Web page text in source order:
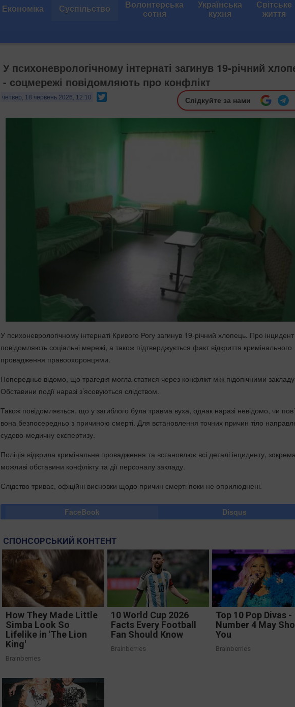
Економіка Суспільство Волонтерська
сотня
Українська
кухня
Світське
життя
У психоневрологічному інтернаті загинув 19-річний
- соцмережі повідомляють про конфлікт
четвер, 18 червень 2026, 12:10 Слідкуйте за нами
У психоневрологічному інтернаті Кривого Рогу загинув 19-річний хлопець. Про інцидент
повідомляють соціальні мережі, а також підтверджується факт відкриття кримінального
провадження правоохоронцями.
Попередньо відомо, що трагедія могла статися через конфлікт між підопічними
Обставини події наразі з’ясовуються слідством.
Також повідомляється, що у загиблого була травма вуха, однак наразі невідомо, чи
вона безпосередньо з причиною смерті. Для встановлення точних причин тіло
судово-медичну експертизу.
Поліція відкрила кримінальне провадження та встановлює всі деталі інциденту,
можливі обставини конфлікту та дії персоналу закладу.
Слідство триває, офіційні висновки щодо причин смерті поки не оприлюднені.
FaceBook Disqus
СПОНСОРСЬКИЙ КОНТЕНТ
How They Made Little
Simba Look So
Lifelike in 'The Lion
King'
Brainberries
10 World Cup 2026
Facts Every Football
Fan Should Know
Brainberries
Top 10 Pop Divas -
Number 4 May
You
Brainberries